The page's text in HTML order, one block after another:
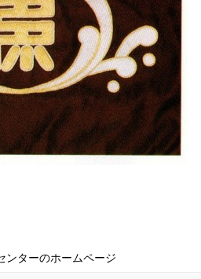
ンターのホームページ